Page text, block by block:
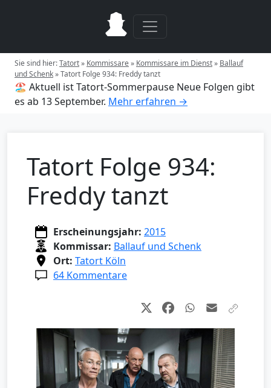
Sie sind hier:Tatort» Kommissare» Kommissare im Dienst» Ballauf
und Schenk»Tatort Folge 934: Freddy tanzt
🏖️ Aktuell ist Tatort-Sommerpause Neue Folgen gibt
es ab 13 September. Mehr erfahren →
Tatort Folge 934:
Freddy tanzt
Erscheinungsjahr: 2015
Kommissar: Ballauf und Schenk
Ort: Tatort Köln
64 Kommentare